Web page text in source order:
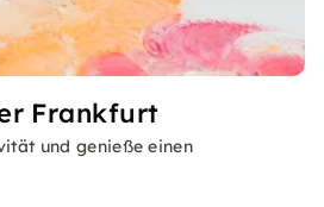
Frankfurt
und genieße einen